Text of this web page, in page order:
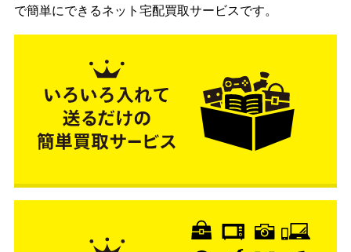
で簡単にできるネット宅配買取サービスです。